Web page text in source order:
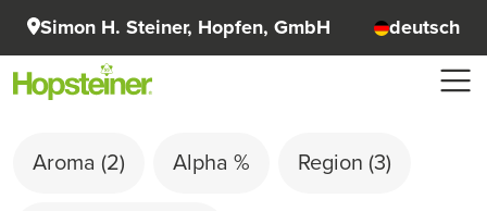
Simon H. Steiner, Hopfen, GmbH deutsch
Aroma (2) Alpha % Region (3)